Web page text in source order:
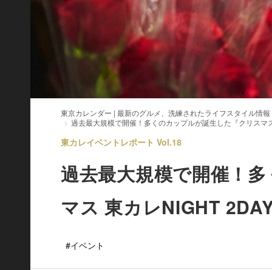
東京カレンダー | 最新のグルメ、洗練されたライフスタイル情報
過去最大規模で開催！多くのカップルが誕生した『クリス
東カレイベントレポート Vol.18
過去最大規模で開催！
マス 東カレNIGHT
#イベント